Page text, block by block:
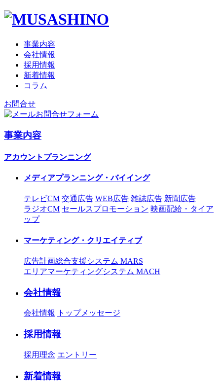
事業内容
会社情報
採用情報
新着情報
コラム
お問合せ
お問合せフォーム
事業内容
アカウントプランニング
メディアプランニング・バイイング
テレビCM 交通広告 WEB広告 雑誌広告 新聞広告
ラジオCM セールスプロモーション 映画配給・タイア
ップ
マーケティング・クリエイティブ
広告計画総合支援システム MARS
エリアマーケティングシステム MACH
会社情報
会社情報 トップメッセージ
採用情報
採用理念 エントリー
新着情報